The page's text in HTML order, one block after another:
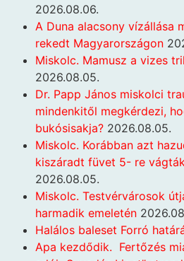
2026.08.06.
A Duna alacsony vízállása
rekedt Magyarországon
Miskolc. Mamusz a vizes
2026.08.05.
Dr. Papp János miskolci
mindenkitől megkérdezi,
bukósisakja? 2026.08.05.
Miskolc. Korábban azt
kiszáradt füvet 5- re
2026.08.05.
Miskolc. Testvérvárosok
harmadik emeletén
Halálos baleset Forró
Apa kezdődik. Fertőzés